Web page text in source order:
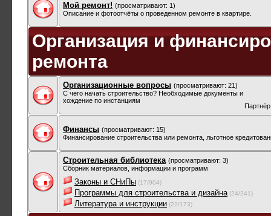
Мой ремонт! (просматривают: 1)
Описание и фотоотчёты о проведенном ремонте в квартире.
Организация и
ремонта
Организационные вопросы (просматривают: 21)
С чего начать строительство? Необходимые документы и
хождение по инстанциям
Финансы (просматривают: 15)
Финансирование строительства или ремонта, льготное
Строительная библиотека (просматривают: 3)
Сборник материалов, информации и программ
Законы и СНиПы (17/904)
Программы для строительства и дизайна (24/241)
Литература и инструкции (22/173)